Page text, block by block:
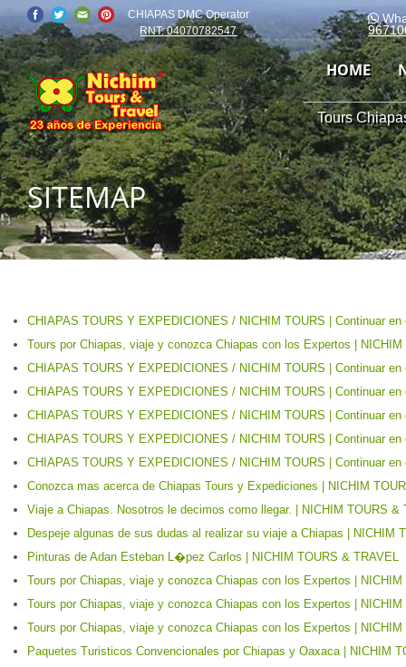
CHIAPAS DMC Operator
RNT: 04070782547
HOME
Tours
SITEMAP
CHIAPAS TOURS Y EXPEDICIONES / NICHIM TOURS | Continuar en
Tours por Chiapas, viaje y conozca Chiapas con los Expertos |
CHIAPAS TOURS Y EXPEDICIONES / NICHIM TOURS | Continuar en
CHIAPAS TOURS Y EXPEDICIONES / NICHIM TOURS | Continuar en
CHIAPAS TOURS Y EXPEDICIONES / NICHIM TOURS | Continuar en
CHIAPAS TOURS Y EXPEDICIONES / NICHIM TOURS | Continuar en
CHIAPAS TOURS Y EXPEDICIONES / NICHIM TOURS | Continuar en
Conozca mas acerca de Chiapas Tours y Expediciones | NICHIM
Viaje a Chiapas. Nosotros le decimos como llegar. | NICHIM TOURS &
Despeje algunas de sus dudas al realizar su viaje a Chiapas | NICHIM
Pinturas de Adan Esteban L�pez Carlos | NICHIM TOURS & TRAVEL
Tours por Chiapas, viaje y conozca Chiapas con los Expertos |
Tours por Chiapas, viaje y conozca Chiapas con los Expertos |
Tours por Chiapas, viaje y conozca Chiapas con los Expertos |
Paquetes Turisticos Convencionales por Chiapas y Oaxaca | NICHIM